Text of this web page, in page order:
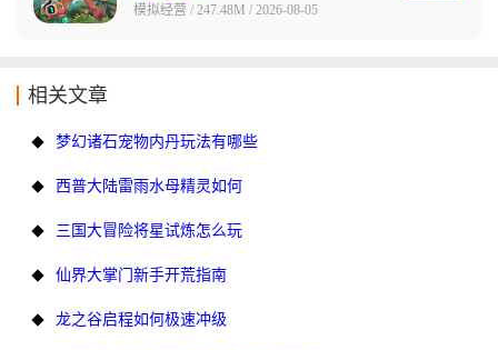
模拟经营 / 247.48M / 2026-08-05
相关文章
梦幻诸石宠物内丹玩法有哪些
西普大陆雷雨水母精灵如何
三国大冒险将星试炼怎么玩
仙界大掌门新手开荒指南
龙之谷启程如何极速冲级